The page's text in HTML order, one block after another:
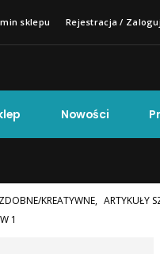
sklepu Rejestracja /
Nowości
KREATYWNE, ARTYKUŁY
1